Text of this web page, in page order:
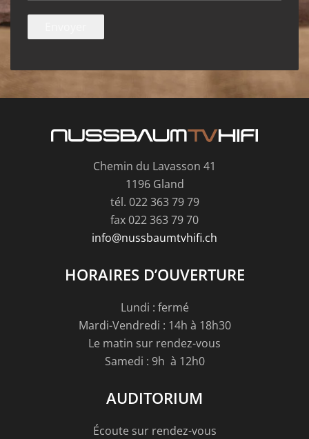
Chemin du Lavasson 41
1196 Gland
tél. 022 363 79 79
fax 022 363 79 70
info@nussbaumtvhifi.ch
HORAIRES D’OUVERTURE
Lundi : fermé
Mardi-Vendredi : 14h à 18h30
Le matin sur rendez-vous
Samedi : 9h à 12h0
AUDITORIUM
Écoute sur rendez-vous